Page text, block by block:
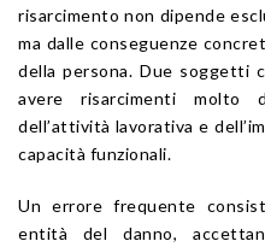
risarcimento non dipende
ma dalle conseguenze
della persona. Due soggetti
avere risarcimenti molto
dell’attività lavorativa e
capacità funzionali.
Un errore frequente
entità del danno,